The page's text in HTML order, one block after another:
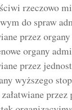
rzeczowo
do spraw
przez
organy
przez
wyższego
przez